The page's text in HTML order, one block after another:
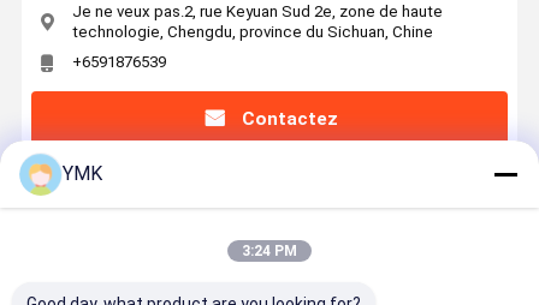
Je ne veux pas.2, rue Keyuan Sud 2e, zone de haute
technologie, Chengdu, province du Sichuan, Chine
+6591876539
Contactez
PAC refroidi à l'air, niveau du rack
YMK
3:24 PM